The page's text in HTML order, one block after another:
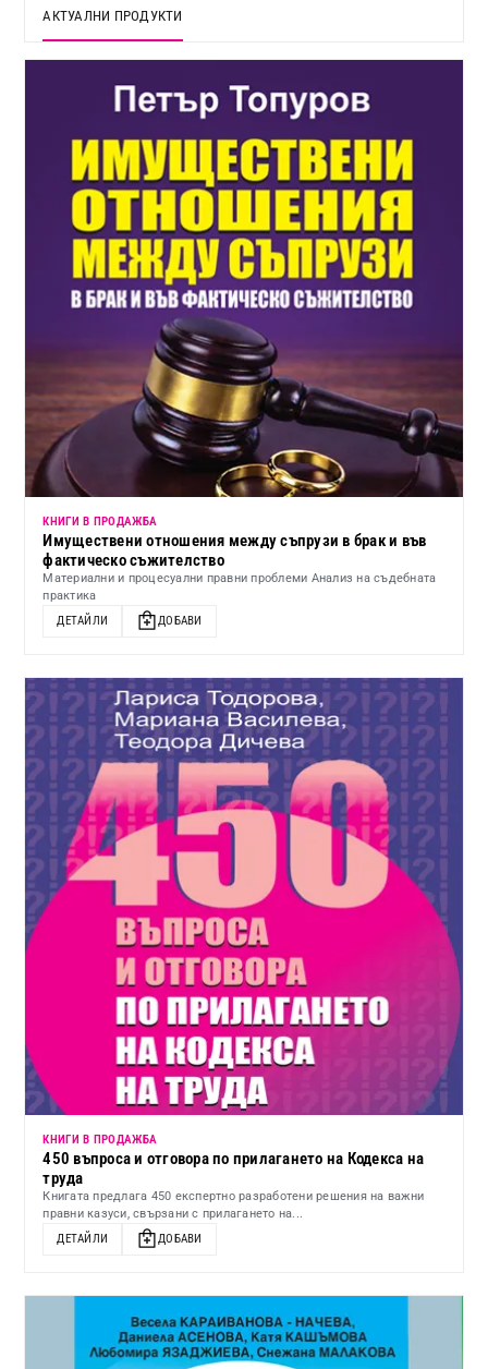
АКТУАЛНИ ПРОДУКТИ
КНИГИ В ПРОДАЖБА
Имуществени отношения между съпрузи в брак и във
фактическо съжителство
Материални и процесуални правни проблеми Анализ на съдебната
практика
ДЕТАЙЛИ
ДОБАВИ
КНИГИ В ПРОДАЖБА
450 въпроса и отговора по прилагането на Кодекса на
труда
Книгата предлага 450 експертно разработени решения на важни
правни казуси, свързани с прилагането на...
ДЕТАЙЛИ
ДОБАВИ